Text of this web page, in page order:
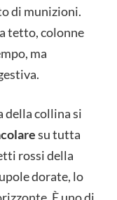
di munizioni.
tetto, colonne
ma
della collina si
su tutta
rossi della
dorate, lo